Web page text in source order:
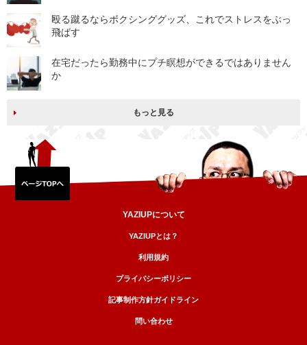
殴る蹴るならボクシンググッズ、これでストレスをぶっ
飛ばす
在宅だったら勤務中にプチ瞑想ができるではありません
か
もっと見る
YAZIUPについて
YAZIUPとは？
利用規約
プライバシーポリシー
記事制作方針ガイドライン
問い合わせ